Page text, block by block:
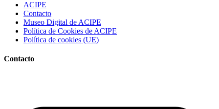
ACIPE
Contacto
Museo Digital de ACIPE
Política de Cookies de ACIPE
Política de cookies (UE)
Contacto